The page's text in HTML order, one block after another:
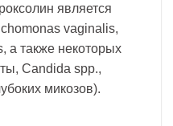
является
vaginalis,
а также некоторых
Candida spp.,
микозов).